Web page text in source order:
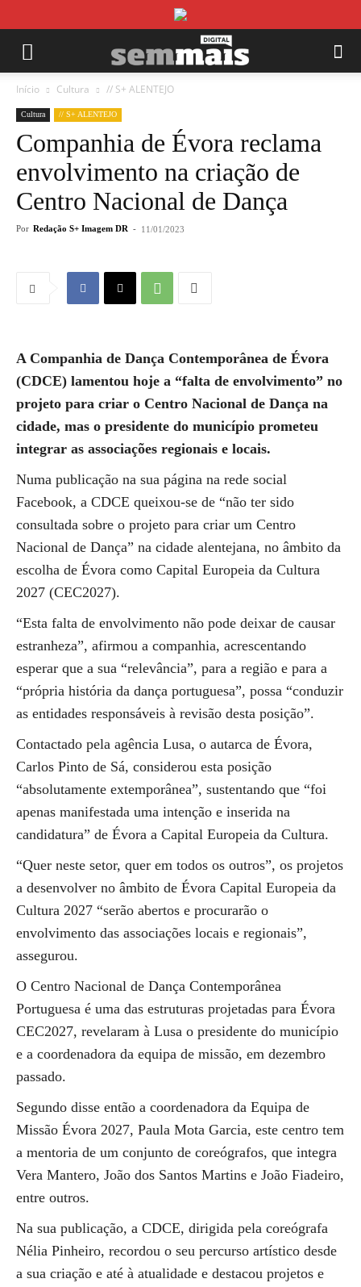
Início Cultura // S+ ALENTEJO
Cultura // S+ ALENTEJO
Companhia de Évora reclama
envolvimento na criação de
Centro Nacional de Dança
Por Redação S+ Imagem DR - 11/01/2023
A Companhia de Dança Contemporânea de Évora
(CDCE) lamentou hoje a “falta de envolvimento” no
projeto para criar o Centro Nacional de Dança na
cidade, mas o presidente do município prometeu
integrar as associações regionais e locais.
Numa publicação na sua página na rede social
Facebook, a CDCE queixou-se de “não ter sido
consultada sobre o projeto para criar um Centro
Nacional de Dança” na cidade alentejana, no âmbito da
escolha de Évora como Capital Europeia da Cultura
2027 (CEC2027).
“Esta falta de envolvimento não pode deixar de causar
estranheza”, afirmou a companhia, acrescentando
esperar que a sua “relevância”, para a região e para a
“própria história da dança portuguesa”, possa “conduzir
as entidades responsáveis à revisão desta posição”.
Contactado pela agência Lusa, o autarca de Évora,
Carlos Pinto de Sá, considerou esta posição
“absolutamente extemporânea”, sustentando que “foi
apenas manifestada uma intenção e inserida na
candidatura” de Évora a Capital Europeia da Cultura.
“Quer neste setor, quer em todos os outros”, os projetos
a desenvolver no âmbito de Évora Capital Europeia da
Cultura 2027 “serão abertos e procurarão o
envolvimento das associações locais e regionais”,
assegurou.
O Centro Nacional de Dança Contemporânea
Portuguesa é uma das estruturas projetadas para Évora
CEC2027, revelaram à Lusa o presidente do município
e a coordenadora da equipa de missão, em dezembro
passado.
Segundo disse então a coordenadora da Equipa de
Missão Évora 2027, Paula Mota Garcia, este centro tem
a mentoria de um conjunto de coreógrafos, que integra
Vera Mantero, João dos Santos Martins e João Fiadeiro,
entre outros.
Na sua publicação, a CDCE, dirigida pela coreógrafa
Nélia Pinheiro, recordou o seu percurso artístico desde
a sua criação e até à atualidade e destacou projetos e